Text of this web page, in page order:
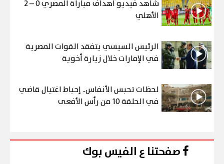
شاهد فيديو أهداف مباراة المصري 0 – 2
الأهلي
الرئيس السيسي يتفقد القوات المصرية
في الإمارات خلال زيارة أخوية
لحظات تحبس الأنفاس.. إحباط اغتيال قاضي
في الحلقة 10 من رأس الأفعى
صفحتنا ع الفيس بوك